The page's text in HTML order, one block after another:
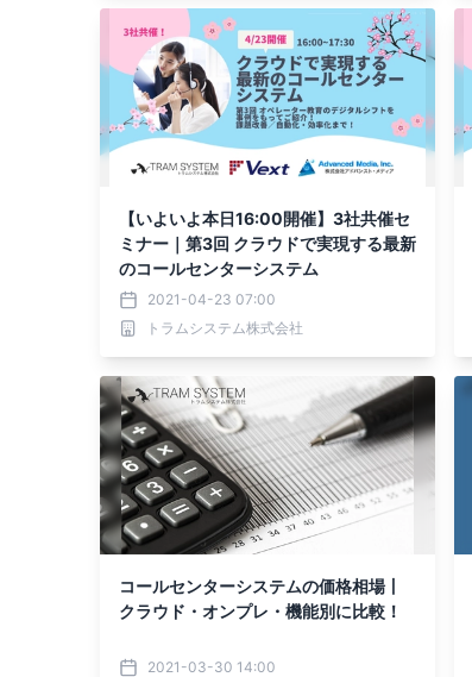
【いよいよ本日16:00開催】3社共催セ
ミナー｜第3回 クラウドで実現する最新
のコールセンターシステム
2021-04-23 07:00
トラムシステム株式会社
コールセンターシステムの価格相場丨
クラウド・オンプレ・機能別に比較！
2021-03-30 14:00